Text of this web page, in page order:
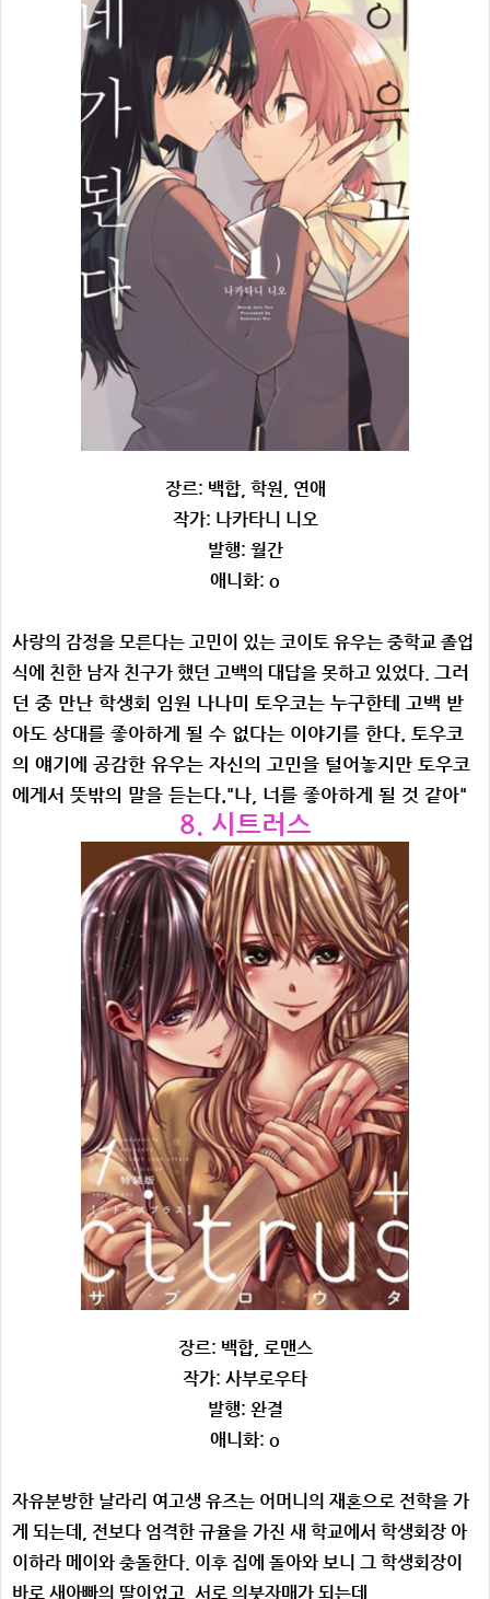
장르: 백합, 학원, 연애
작가: 나카타니 니오
발행: 월간
애니화: o
사랑의 감정을 모른다는 고민이 있는 코이토 유우는 중학교 졸업
식에 친한 남자 친구가 했던 고백의 대답을 못하고 있었다. 그러
던 중 만난 학생회 임원 나나미 토우코는 누구한테 고백 받
아도 상대를 좋아하게 될 수 없다는 이야기를 한다. 토우코
의 얘기에 공감한 유우는 자신의 고민을 털어놓지만 토우코
에게서 뜻밖의 말을 듣는다."나, 너를 좋아하게 될 것 같아"
8. 시트러스
장르: 백합, 로맨스
작가: 사부로우타
발행: 완결
애니화: o
자유분방한 날라리 여고생 유즈는 어머니의 재혼으로 전학을 가
게 되는데, 전보다 엄격한 규율을 가진 새 학교에서 학생회장 아
이하라 메이와 충돌한다. 이후 집에 돌아와 보니 그 학생회장이
바로 새아빠의 딸이었고, 서로 의붓자매가 되는데...